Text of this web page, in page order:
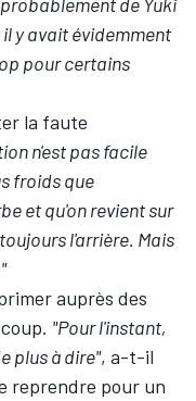
y avait évidemment
pour certains
la faute
n'est pas facile
froids que
et qu'on revient sur
l'arrière. Mais
auprès des
"Pour l'instant,
plus à dire", a-t-il
reprendre pour un